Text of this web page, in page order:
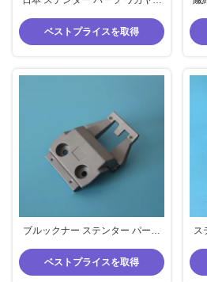
ップ 銅ロール
ベストプライスを取得
ブルックナー ステンター パーツ
ピン柄 規格
ベストプライスを取得
ス